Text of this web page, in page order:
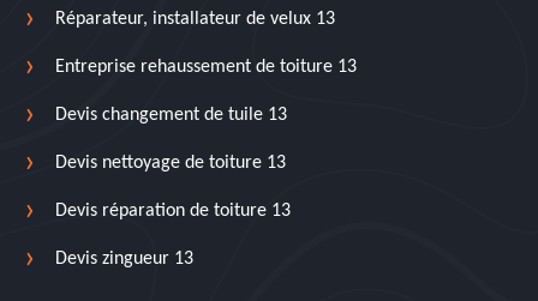
Réparateur, installateur de velux 13
Entreprise rehaussement de toiture 13
Devis changement de tuile 13
Devis nettoyage de toiture 13
Devis réparation de toiture 13
Devis zingueur 13